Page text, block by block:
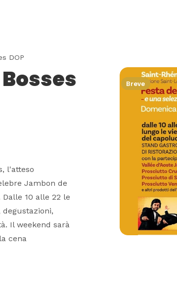
DOP
l'atteso
Jambon de
10 alle 22 le
Il weekend sarà
cena
Breve